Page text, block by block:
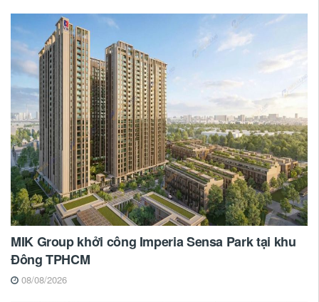
MIK Group khởi công Imperia Sensa Park tại khu
Đông TPHCM
08/08/2026